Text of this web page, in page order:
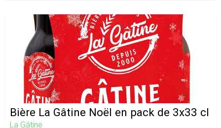
Bière La Gâtine Noël en pack de 3x33 cl
La Gâtine